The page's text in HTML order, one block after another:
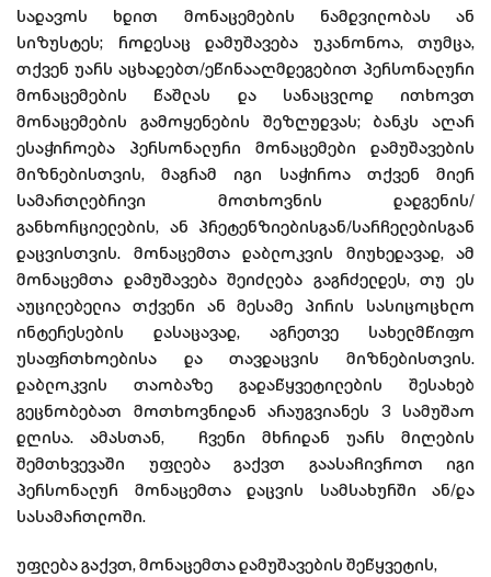
სადავოს ხდით მონაცემების ნამდვილობას ან
სიზუსტეს; როდესაც დამუშავება უკანონოა, თუმცა,
თქვენ უარს აცხადებთ/ეწინააღმდეგებით პერსონალური
მონაცემების წაშლას და სანაცვლოდ ითხოვთ
მონაცემების გამოყენების შეზღუდვას; ბანკს აღარ
ესაჭიროება პერსონალური მონაცემები დამუშავების
მიზნებისთვის, მაგრამ იგი საჭიროა თქვენ მიერ
სამართლებრივი მოთხოვნის დადგენის/
განხორციელების, ან პრეტენზიებისგან/სარჩელებისგან
დაცვისთვის. მონაცემთა დაბლოკვის მიუხედავად, ამ
მონაცემთა დამუშავება შეიძლება გაგრძელდეს, თუ ეს
აუცილებელია თქვენი ან მესამე პირის სასიცოცხლო
ინტერესების დასაცავად, აგრეთვე სახელმწიფო
უსაფრთხოებისა და თავდაცვის მიზნებისთვის.
დაბლოკვის თაობაზე გადაწყვეტილების შესახებ
გეცნობებათ მოთხოვნიდან არაუგვიანეს 3 სამუშაო
დღისა. ამასთან, ჩვენი მხრიდან უარს მიღების
შემთხვევაში უფლება გაქვთ გაასაჩივროთ იგი
პერსონალურ მონაცემთა დაცვის სამსახურში ან/და
სასამართლოში.
უფლება გაქვთ, მონაცემთა დამუშავების შეწყვეტის,